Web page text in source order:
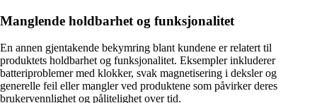
Manglende holdbarhet og funksjonalitet
En annen gjentakende bekymring blant kundene er relatert til
produktets holdbarhet og funksjonalitet. Eksempler inkluderer
batteriproblemer med klokker, svak magnetisering i deksler og
generelle feil eller mangler ved produktene som påvirker deres
brukervennlighet og pålitelighet over tid.